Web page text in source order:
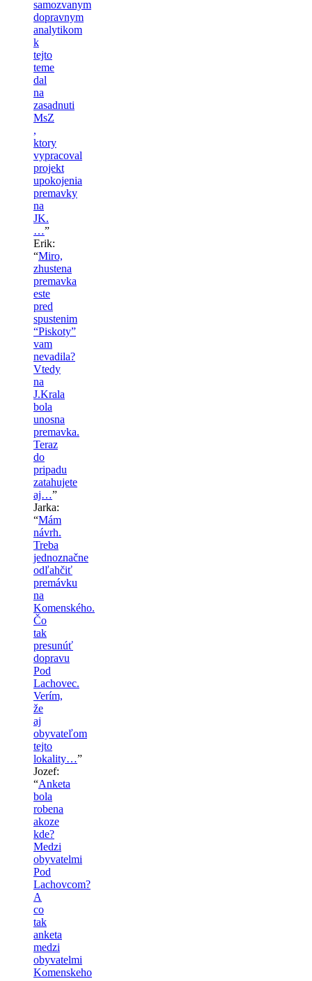
samozvanym
dopravnym
analytikom
k
tejto
teme
dal
na
zasadnuti
MsZ
,
ktory
vypracoval
projekt
upokojenia
premavky
na
JK.
…”
Erik:
“Miro,
zhustena
premavka
este
pred
spustenim
“Piskoty”
vam
nevadila?
Vtedy
na
J.Krala
bola
unosna
premavka.
Teraz
do
pripadu
zatahujete
aj…”
Jarka:
“Mám
návrh.
Treba
jednoznačne
odľahčiť
premávku
na
Komenského.
Čo
tak
presunúť
dopravu
Pod
Lachovec.
Verím,
že
aj
obyvateľom
tejto
lokality…”
Jozef:
“Anketa
bola
robena
akoze
kde?
Medzi
obyvatelmi
Pod
Lachovcom?
A
co
tak
anketa
medzi
obyvatelmi
Komenskeho